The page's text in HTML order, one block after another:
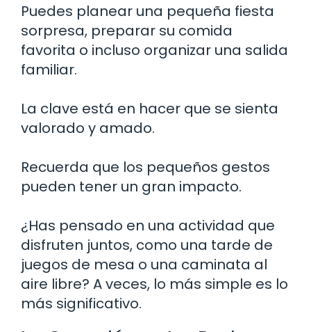
Puedes planear una pequeña fiesta
sorpresa, preparar su comida
favorita o incluso organizar una salida
familiar.
La clave está en hacer que se sienta
valorado y amado.
Recuerda que los pequeños gestos
pueden tener un gran impacto.
¿Has pensado en una actividad que
disfruten juntos, como una tarde de
juegos de mesa o una caminata al
aire libre? A veces, lo más simple es lo
más significativo.